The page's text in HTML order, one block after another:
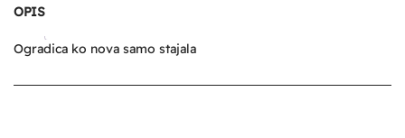
OPIS
Ogradica ko nova samo stajala